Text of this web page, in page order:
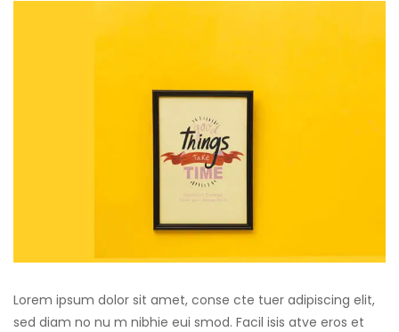
Lorem ipsum dolor sit amet, conse cte tuer adipiscing elit,
sed diam no nu m nibhie eui smod. Facil isis atve eros et